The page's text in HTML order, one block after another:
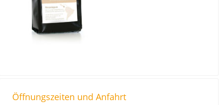
Öffnungszeiten und Anfahrt